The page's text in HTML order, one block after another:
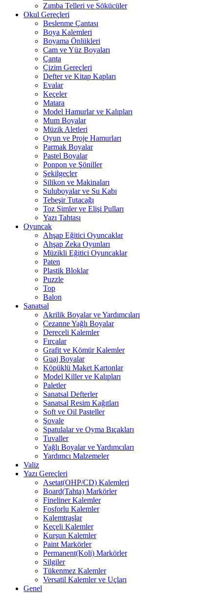
Zımba Telleri ve Sökücüler
Okul Gereçleri
Beslenme Çantası
Boya Kalemleri
Boyama Önlükleri
Cam ve Yüz Boyaları
Çanta
Çizim Gereçleri
Defter ve Kitap Kapları
Evalar
Keçeler
Matara
Model Hamurlar ve Kalıpları
Mum Boyalar
Müzik Aletleri
Oyun ve Proje Hamurları
Parmak Boyalar
Pastel Boyalar
Ponpon ve Şöniller
Şekilgeçler
Silikon ve Makinaları
Suluboyalar ve Su Kabı
Tebeşir Tutacağı
Toz Simler ve Elişi Pulları
Yazı Tahtası
Oyuncak
Ahşap Eğitici Oyuncaklar
Ahşap Zeka Oyunları
Müzikli Eğitici Oyuncaklar
Paten
Plastik Bloklar
Puzzle
Top
Balon
Sanatsal
Akrilik Boyalar ve Yardımcıları
Cezanne Yağlı Boyalar
Dereceli Kalemler
Fırçalar
Grafit ve Kömür Kalemler
Guaj Boyalar
Köpüklü Maket Kartonlar
Model Killer ve Kalıpları
Paletler
Sanatsal Defterler
Sanatsal Resim Kağıtları
Soft ve Oil Pasteller
Şovale
Spatulalar ve Oyma Bıçakları
Tuvaller
Yağlı Boyalar ve Yardımcıları
Yardımcı Malzemeler
Valiz
Yazı Gereçleri
Asetat(OHP/CD) Kalemleri
Board(Tahta) Markörler
Fineliner Kalemler
Fosforlu Kalemler
Kalemtraşlar
Keçeli Kalemler
Kurşun Kalemler
Paint Markörler
Permanent(Koli) Markörler
Silgiler
Tükenmez Kalemler
Versatil Kalemler ve Uçları
Genel